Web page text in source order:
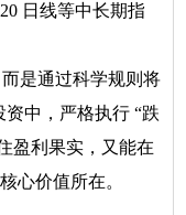
日线等中长期指
是通过科学规则将
中，严格执行 “跌
盈利果实，又能在
心价值所在。